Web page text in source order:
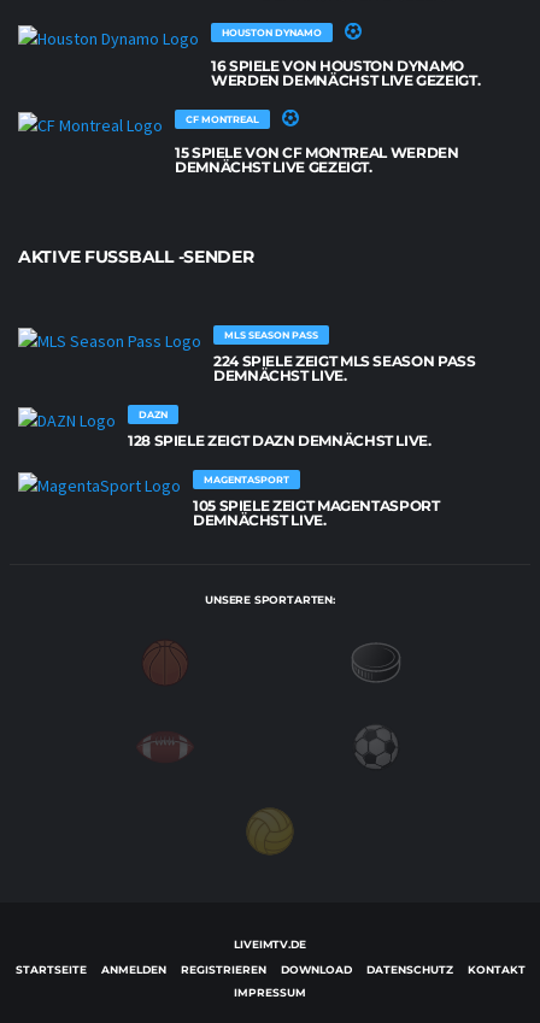
HOUSTON DYNAMO
16 SPIELE VON HOUSTON DYNAMO
WERDEN DEMNÄCHST LIVE GEZEIGT.
CF MONTREAL
15 SPIELE VON CF MONTREAL WERDEN
DEMNÄCHST LIVE GEZEIGT.
AKTIVE FUSSBALL -SENDER
MLS SEASON PASS
224 SPIELE ZEIGT MLS SEASON PASS
DEMNÄCHST LIVE.
DAZN
128 SPIELE ZEIGT DAZN DEMNÄCHST LIVE.
MAGENTASPORT
105 SPIELE ZEIGT MAGENTASPORT
DEMNÄCHST LIVE.
UNSERE SPORTARTEN:
LIVEIMTV.DE
STARTSEITE
ANMELDEN REGISTRIEREN DOWNLOAD DATENSCHUTZ
KONTAKT
IMPRESSUM